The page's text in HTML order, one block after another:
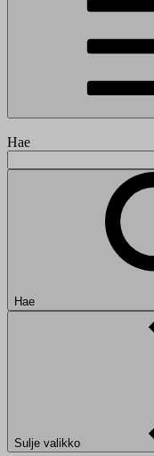
Hae
Hae
Sulje valikko